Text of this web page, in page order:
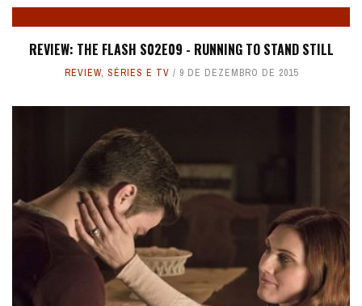
REVIEW: THE FLASH S02E09 - RUNNING TO STAND STILL
REVIEW, SÉRIES E TV 9 DE DEZEMBRO DE 2015